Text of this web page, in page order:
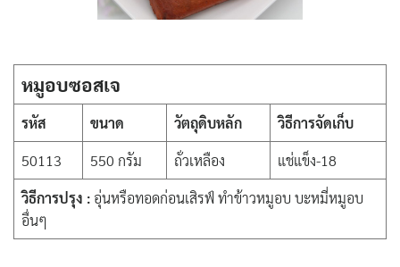
หมูอบซอสเจ
รหัส ขนาด วัตถุดิบหลัก
วิธีการจัดเก็บ
50113
550 กรัม ถั่วเหลือง
แช่แข็ง-18
วิธีการปรุง : อุ่นหรือทอดก่อนเสิรฟ์ ทำข้าวหมูอบ บะหมี่หมูอบ
อื่นๆ